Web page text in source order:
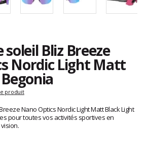
Bliz Breeze
Nordic Light Matt
produit
Nano Optics Nordic Light Matt Black Light
pour toutes vos activités sportives en